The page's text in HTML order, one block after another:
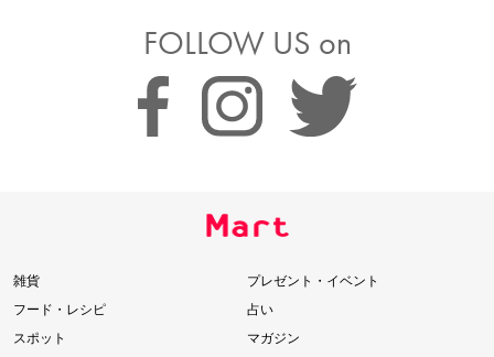
FOLLOW US on
雑貨
フード・レシピ
スポット
プレゼント・イベント
占い
マガジン